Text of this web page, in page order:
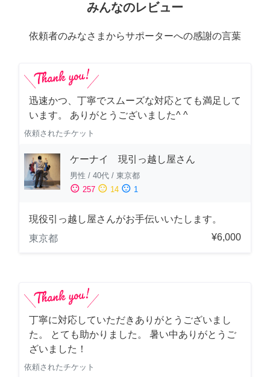
みんなのレビュー
依頼者のみなさまからサポーターへの感謝の言葉
迅速かつ、丁寧でスムーズな対応とても満足して
います。 ありがとうございました^ ^
依頼されたチケット
ケーナイ 現引っ越し屋さん
男性 / 40代 / 東京都
sentiment_satisfied 257 sentiment_neutral 14 sentiment_dissatisfied 1
現役引っ越し屋さんがお手伝いいたします。
東京都
¥6,000
丁寧に対応していただきありがとうございまし
た。 とても助かりました。 暑い中ありがとうご
ざいました！
依頼されたチケット